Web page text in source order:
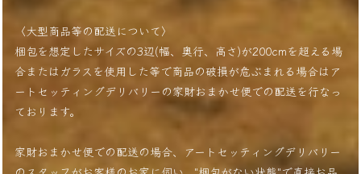
〈大型商品等の配送について〉
梱包を想定したサイズの3辺(幅、奥行、高さ)が200cmを超える場
合またはガラスを使用した等で商品の破損が危ぶまれる場合はア
ートセッティングデリバリーの家財おまかせ便での配送を行なっ
ております。
家財おまかせ便での配送の場合、アートセッティングデリバリー